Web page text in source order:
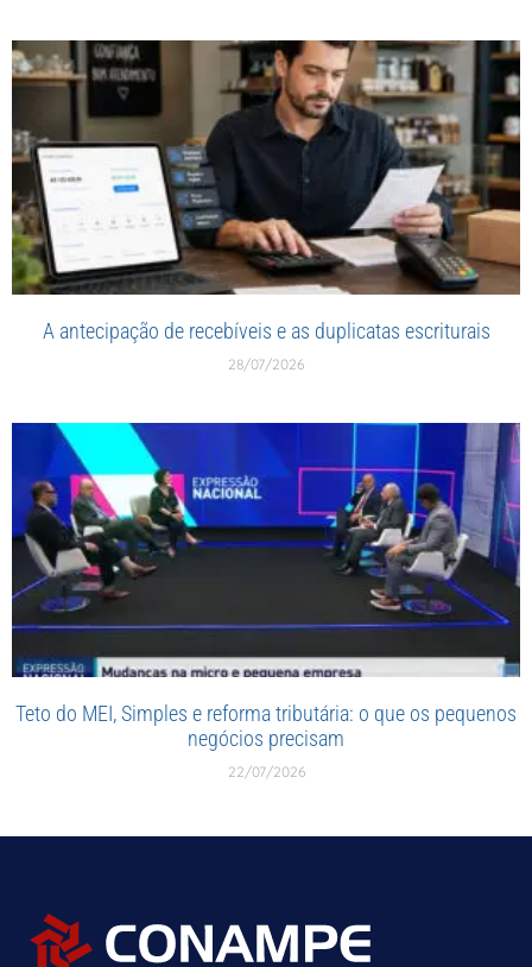
A antecipação de recebíveis e as duplicatas escriturais
28/07/2026
Teto do MEI, Simples e reforma tributária: o que os pequenos
negócios precisam
22/07/2026